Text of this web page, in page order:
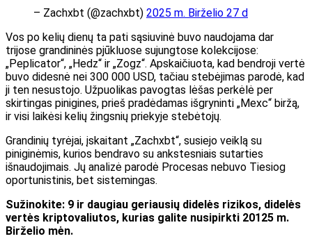
– Zachxbt (@zachxbt) 2025 m. Birželio 27 d
Vos po kelių dienų ta pati sąsiuvinė buvo naudojama dar
trijose grandininės pjūkluose sujungtose kolekcijose:
„Peplicator“, „Hedz“ ir „Zogz“. Apskaičiuota, kad bendroji vertė
buvo didesnė nei 300 000 USD, tačiau stebėjimas parodė, kad
ji ten nesustojo. Užpuolikas pavogtas lėšas perkėlė per
skirtingas pinigines, prieš pradėdamas išgryninti „Mexc“ biržą,
ir visi laikėsi kelių žingsnių priekyje stebėtojų.
Grandinių tyrėjai, įskaitant „Zachxbt“, susiejo veiklą su
piniginėmis, kurios bendravo su ankstesniais sutarties
išnaudojimais. Jų analizė parodė Procesas nebuvo Tiesiog
oportunistinis, bet sistemingas.
Sužinokite: 9 ir daugiau geriausių didelės rizikos, didelės
vertės kriptovaliutos, kurias galite nusipirkti 20125 m.
Birželio mėn.